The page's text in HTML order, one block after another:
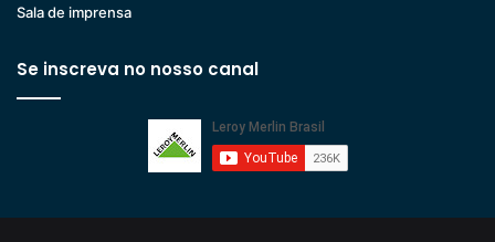
Sala de imprensa
Se inscreva no nosso canal